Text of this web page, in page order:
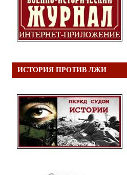
ИСТОРИЯ ПРОТИВ ЛЖИ